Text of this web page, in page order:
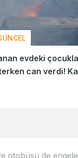
evdeki
can verdi!
otobüsü de engele